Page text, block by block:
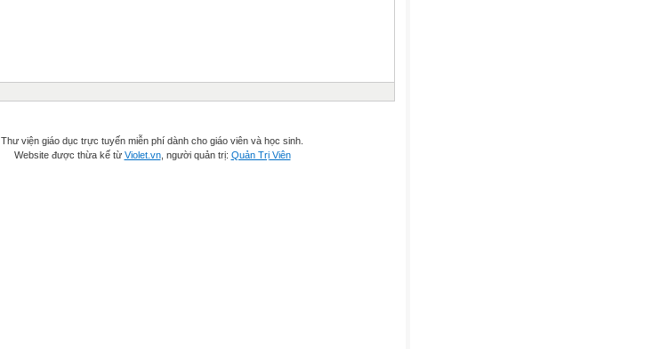
Thư viện giáo dục trực tuyến miễn phí dành cho giáo viên và học sinh.
Website được thừa kế từ Violet.vn, người quản trị: Quản Trị Viên